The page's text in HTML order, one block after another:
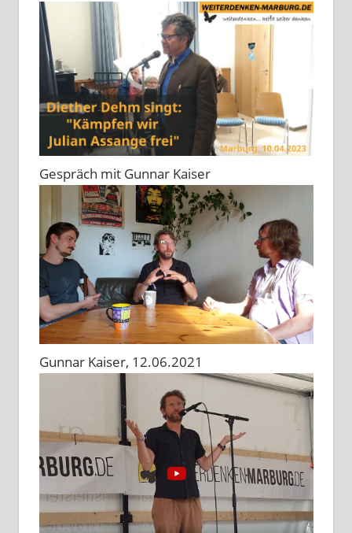
Gespräch mit Gunnar Kaiser
Gunnar Kaiser, 12.06.2021